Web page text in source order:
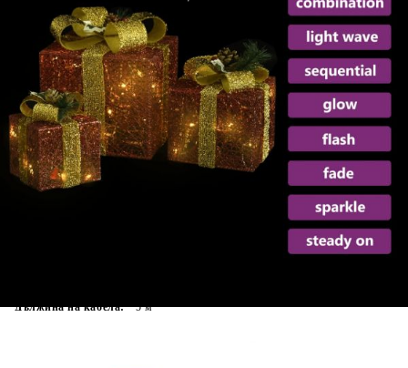
В наличност: 43 бр.
Време за доставка: 5 до 9 дни
Безплатна доставка до адрес при плащане по банков път
Дължина на кабела:
5 м